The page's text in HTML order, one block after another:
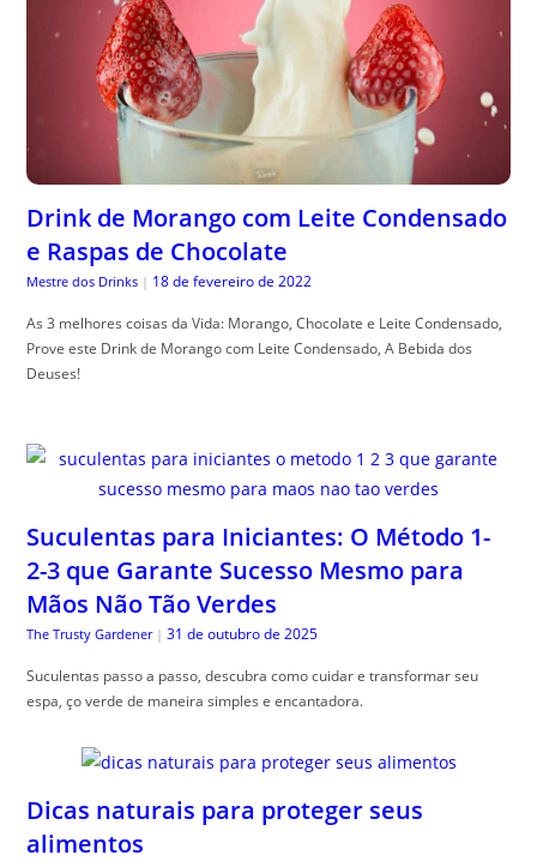
Drink de Morango com Leite Condensado
e Raspas de Chocolate
Mestre dos Drinks | 18 de fevereiro de 2022
As 3 melhores coisas da Vida: Morango, Chocolate e Leite Condensado,
Prove este Drink de Morango com Leite Condensado, A Bebida dos
Deuses!
Suculentas para Iniciantes: O Método 1-
2-3 que Garante Sucesso Mesmo para
Mãos Não Tão Verdes
The Trusty Gardener | 31 de outubro de 2025
Suculentas passo a passo, descubra como cuidar e transformar seu
espa, ço verde de maneira simples e encantadora.
Dicas naturais para proteger seus
alimentos